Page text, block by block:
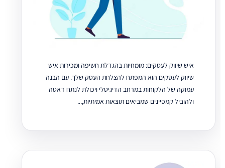
איש שיווק לעסקים: מומחיות בהגדלת חשיפה ומכירות איש
שיווק לעסקים הוא המפתח להצלחת העסק שלך. עם הבנה
עמוקה של הלקוחות במרחב הדיגיטלי ויכולת לנתח דאטה
ולהוביל קמפיינים שמביאים תוצאות אמיתיות,...